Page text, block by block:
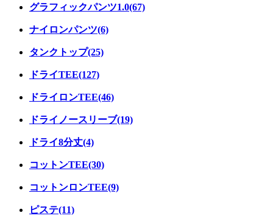
グラフィックパンツ1.0(67)
ナイロンパンツ(6)
タンクトップ(25)
ドライTEE(127)
ドライロンTEE(46)
ドライノースリーブ(19)
ドライ8分丈(4)
コットンTEE(30)
コットンロンTEE(9)
ピステ(11)